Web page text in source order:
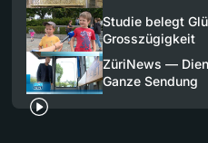
Studie belegt
Grosszügigkeit
ZüriNews —
Ganze Sendung